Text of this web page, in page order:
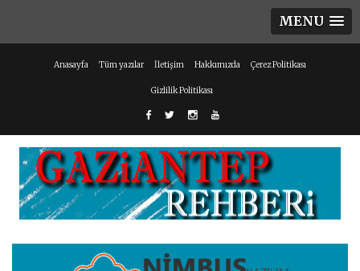
MENU
Anasayfa Tüm yazılar İletişim Hakkımızda Çerez Politikası
Gizlilik Politikası